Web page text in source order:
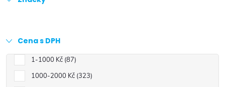
Cena s DPH
1-1000 Kč 87
1000-2000 Kč 323